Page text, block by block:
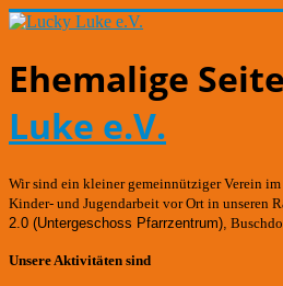
Ehemalige
Luke e.V.
Wir sind ein kleiner gemeinnütziger Verein
Kinder- und Jugendarbeit vor Ort in unseren
2.0 (Untergeschoss Pfarrzentrum)
Unsere Aktivitäten sind